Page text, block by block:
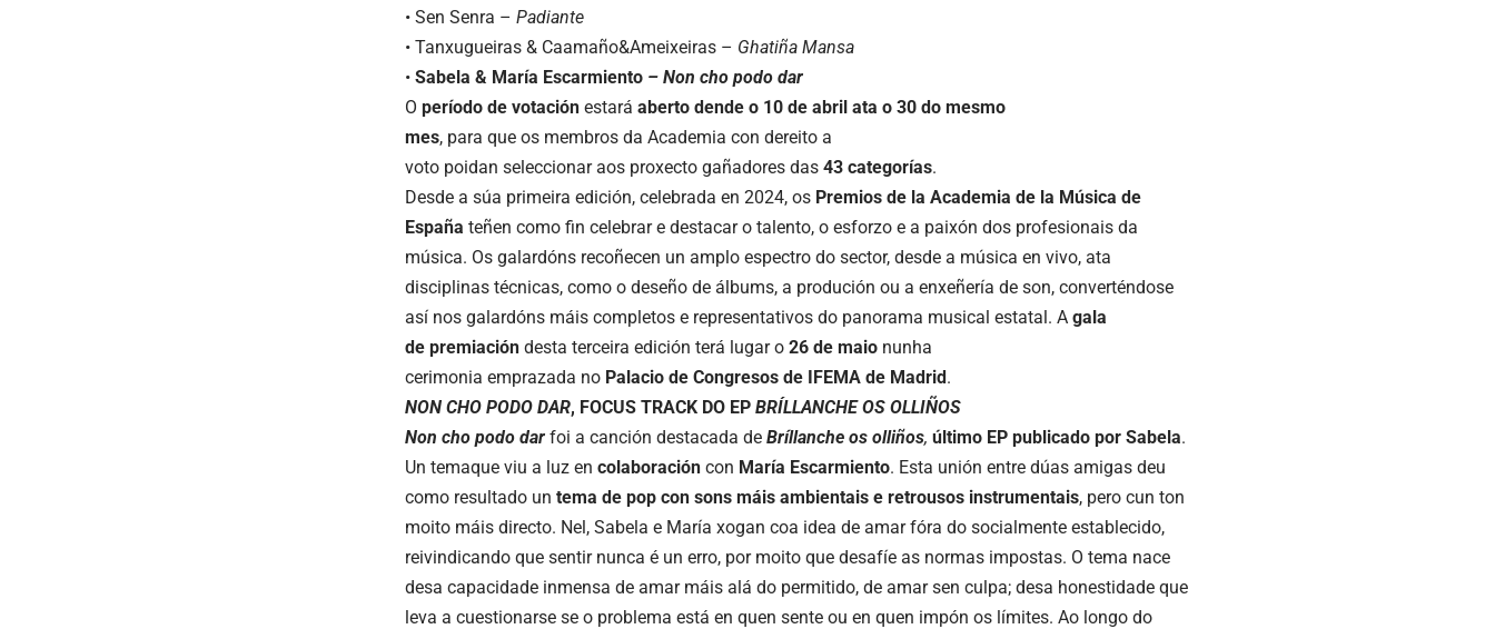
• Sen Senra – Padiante
• Tanxugueiras & Caamaño&Ameixeiras – Ghatiña Mansa
• Sabela & María Escarmiento – Non cho podo dar
O período de votación estará aberto dende o 10 de abril ata o 30 do mesmo
mes, para que os membros da Academia con dereito a
voto poidan seleccionar aos proxecto gañadores das 43 categorías.
Desde a súa primeira edición, celebrada en 2024, os Premios de la Academia de la Música de
España teñen como fin celebrar e destacar o talento, o esforzo e a paixón dos profesionais da
música. Os galardóns recoñecen un amplo espectro do sector, desde a música en vivo, ata
disciplinas técnicas, como o deseño de álbums, a produción ou a enxeñería de son, converténdose
así nos galardóns máis completos e representativos do panorama musical estatal. A gala
de premiación desta terceira edición terá lugar o 26 de maio nunha
cerimonia emprazada no Palacio de Congresos de IFEMA de Madrid.
NON CHO PODO DAR, FOCUS TRACK DO EP BRÍLLANCHE OS OLLIÑOS
Non cho podo dar foi a canción destacada de Bríllanche os olliños, último EP publicado por Sabela.
Un temaque viu a luz en colaboración con María Escarmiento. Esta unión entre dúas amigas deu
como resultado un tema de pop con sons máis ambientais e retrousos instrumentais, pero cun ton
moito máis directo. Nel, Sabela e María xogan coa idea de amar fóra do socialmente establecido,
reivindicando que sentir nunca é un erro, por moito que desafíe as normas impostas. O tema nace
desa capacidade inmensa de amar máis alá do permitido, de amar sen culpa; desa honestidade que
leva a cuestionarse se o problema está en quen sente ou en quen impón os límites. Ao longo do